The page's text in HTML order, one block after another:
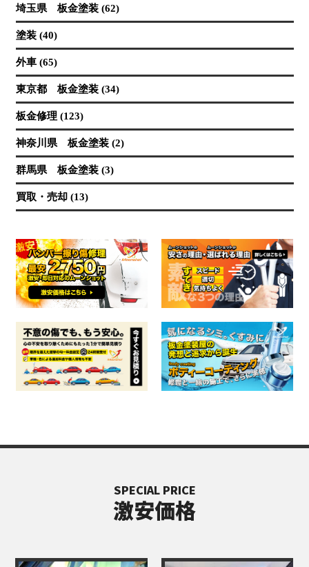
埼玉県 板金塗装 (62)
塗装 (40)
外車 (65)
東京都 板金塗装 (34)
板金修理 (123)
神奈川県 板金塗装 (2)
群馬県 板金塗装 (3)
買取・売却 (13)
SPECIAL PRICE
激安価格